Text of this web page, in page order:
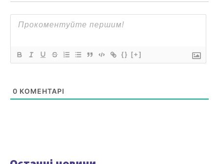
{} [+]
0 КОМЕНТАРІ